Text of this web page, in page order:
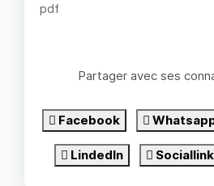
pdf
Partager avec ses
Facebook
LindedIn